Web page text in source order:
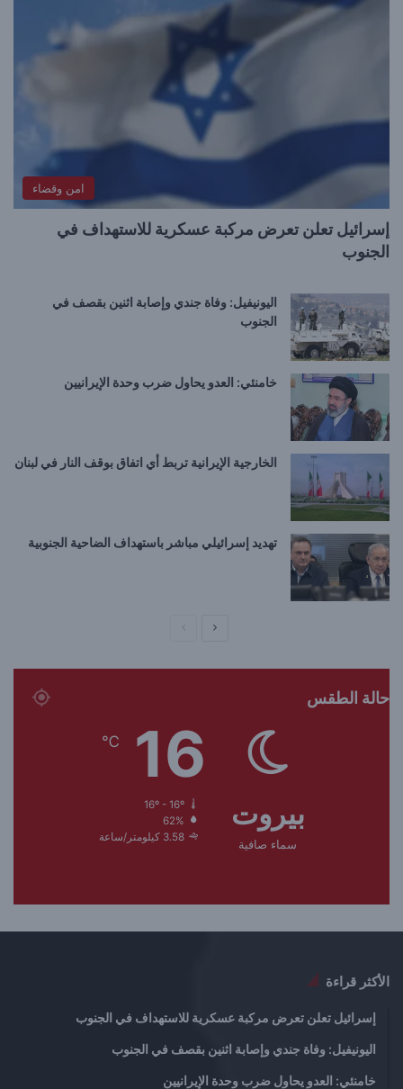
امن وقضاء
إسرائيل تعلن تعرض مركبة عسكرية للاستهداف في
الجنوب
اليونيفيل: وفاة جندي وإصابة اثنين بقصف في
الجنوب
خامنئي: العدو يحاول ضرب وحدة الإيرانيين
الخارجية الإيرانية تربط أي اتفاق بوقف النار في لبنان
تهديد إسرائيلي مباشر باستهداف الضاحية الجنوبية
ح
ة
ا
ل
س
ق
ة
ي
ة
حالة الطقس
بيروت
سماء صافية
16
℃
16º - 16º
62%
3.58 كيلومتر/ساعة
الأكثر قراءة
إسرائيل تعلن تعرض مركبة عسكرية للاستهداف في الجنوب
اليونيفيل: وفاة جندي وإصابة اثنين بقصف في الجنوب
خامنئي: العدو يحاول ضرب وحدة الإيرانيين